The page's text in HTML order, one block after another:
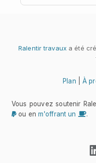
Ralentir travauxa été
Plan |À
Vous pouvez soutenir
ou en m'offrant un .